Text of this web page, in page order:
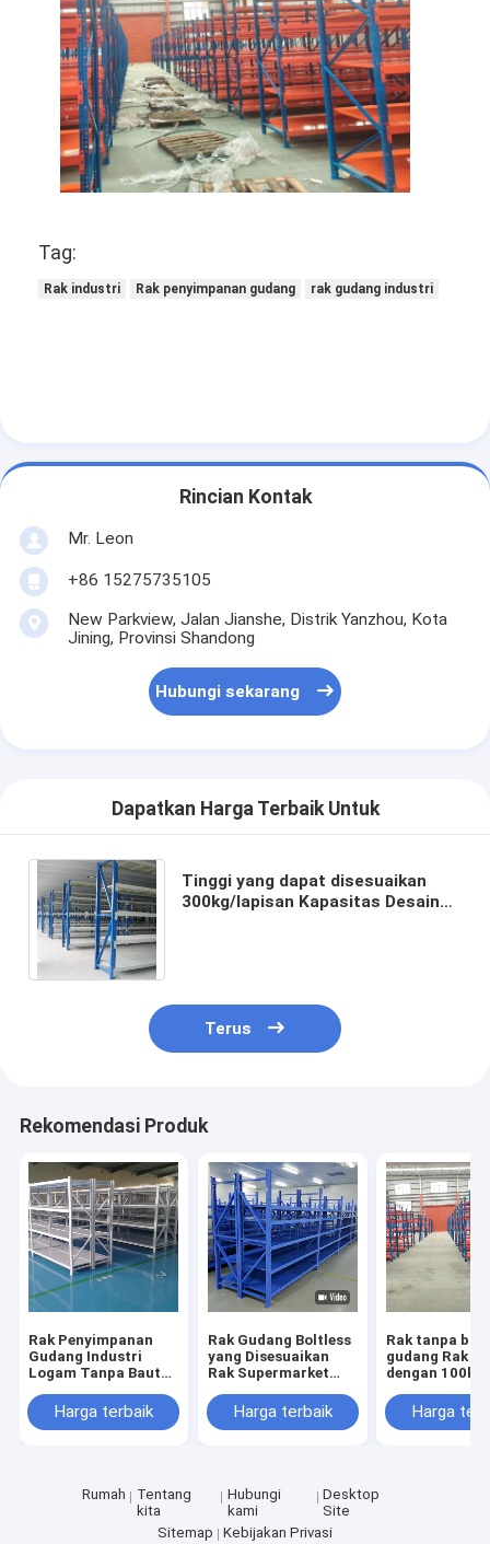
Tag:
Rak industri Rak penyimpanan gudang rak gudang industri
Rincian Kontak
Mr. Leon
+86 15275735105
New Parkview, Jalan Jianshe, Distrik Yanzhou, Kota
Jining, Provinsi Shandong
Hubungi sekarang
Dapatkan Harga Terbaik Untuk
Tinggi yang dapat disesuaikan
300kg/lapisan Kapasitas Desain
Terus
Rekomendasi Produk
Rak Penyimpanan
Gudang Industri
Logam Tanpa Baut
500kg/lapis dan
Tinggi Dapat
Harga terbaik
Rak Gudang Boltless
yang Disesuaikan
Rak Supermarket
Penjualan Langsung
Pabrik
Harga terbaik
Rak tanpa
gudang Rak
dengan 100kg-
industri untuk
gudang
Harga
Rumah
Tentang
kita
Hubungi
kami
Desktop
Site
Sitemap
Kebijakan Privasi